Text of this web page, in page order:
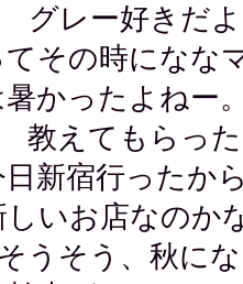
レー好きだよ
てその時になな
かったよねー
教えてもらった
日新宿行ったか
いお店なのか
うそう、秋にな